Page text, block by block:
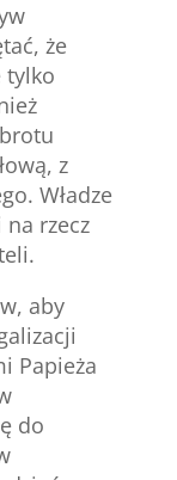
że
tylko
z
Władze
rzecz
aby
Papieża
do